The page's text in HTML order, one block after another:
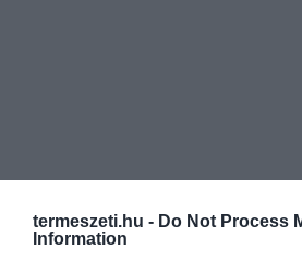
termeszeti.hu - Do Not Process
Information